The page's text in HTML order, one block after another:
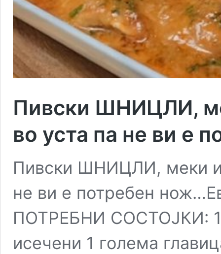
Пивски ШНИЦЛИ,
во уста па не ви е
Пивски ШНИЦЛИ, меки и
не ви е потребен
ПОТРЕБНИ СОСТОЈКИ: 1
исечени 1 голема